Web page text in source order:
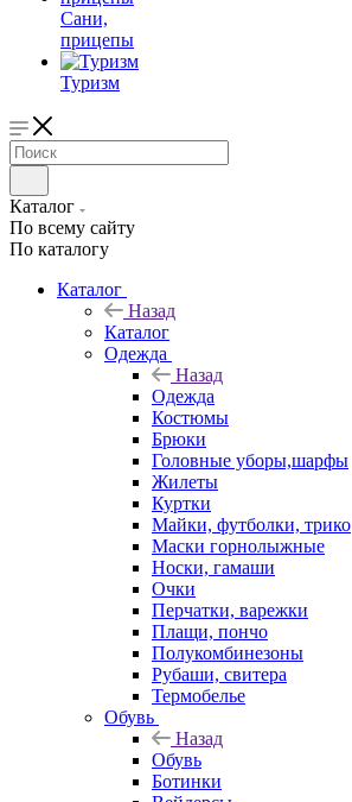
Сани,
прицепы
Туризм
Каталог
По всему сайту
По каталогу
Каталог
Назад
Каталог
Одежда
Назад
Одежда
Костюмы
Брюки
Головные уборы,шарфы
Жилеты
Куртки
Майки, футболки, трико
Маски горнолыжные
Носки, гамаши
Очки
Перчатки, варежки
Плащи, пончо
Полукомбинезоны
Рубаши, свитера
Термобелье
Обувь
Назад
Обувь
Ботинки